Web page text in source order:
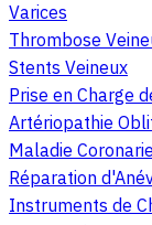
Varices
Thrombose
Stents Veineux
Prise en Charge
Artériopathie
Maladie
Réparation
Instruments de